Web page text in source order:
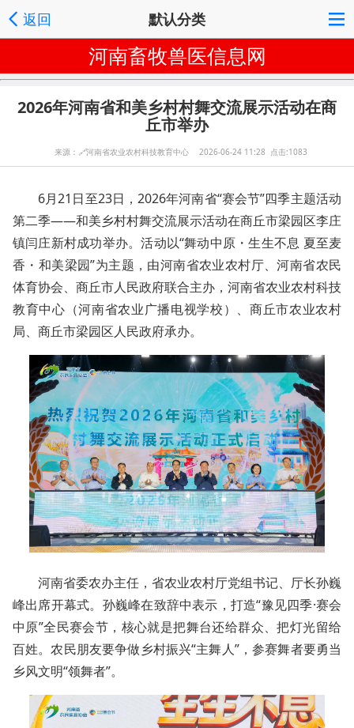
返回 默认分类
河南畜牧兽医信息网
2026年河南省和美乡村村舞交流展示活动在商
丘市举办
来源： 🔗河南省农业农村科技教育中心 2026-06-24 11:28 点击:1083
6月21日至23日，2026年河南省“赛会节”四季主题活动
第二季——和美乡村村舞交流展示活动在商丘市梁园区李庄
镇闫庄新村成功举办。活动以“舞动中原・生生不息 夏至麦
香・和美梁园”为主题，由河南省农业农村厅、河南省农民
体育协会、商丘市人民政府联合主办，河南省农业农村科技
教育中心（河南省农业广播电视学校）、商丘市农业农村
局、商丘市梁园区人民政府承办。
河南省委农办主任，省农业农村厅党组书记、厅长孙巍
峰出席开幕式。孙巍峰在致辞中表示，打造“豫见四季·赛会
中原”全民赛会节，核心就是把舞台还给群众、把灯光留给
百姓。农民朋友要争做乡村振兴“主舞人”，参赛舞者要勇当
乡风文明“领舞者”。